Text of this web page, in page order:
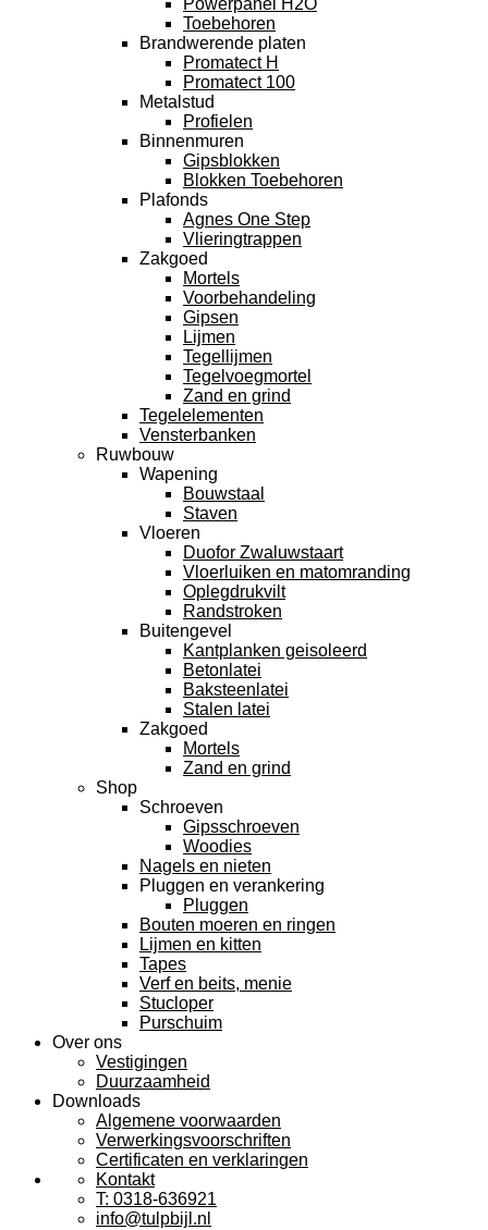
Powerpanel H2O
Toebehoren
Brandwerende platen
Promatect H
Promatect 100
Metalstud
Profielen
Binnenmuren
Gipsblokken
Blokken Toebehoren
Plafonds
Agnes One Step
Vlieringtrappen
Zakgoed
Mortels
Voorbehandeling
Gipsen
Lijmen
Tegellijmen
Tegelvoegmortel
Zand en grind
Tegelelementen
Vensterbanken
Ruwbouw
Wapening
Bouwstaal
Staven
Vloeren
Duofor Zwaluwstaart
Vloerluiken en matomranding
Oplegdrukvilt
Randstroken
Buitengevel
Kantplanken geisoleerd
Betonlatei
Baksteenlatei
Stalen latei
Zakgoed
Mortels
Zand en grind
Shop
Schroeven
Gipsschroeven
Woodies
Nagels en nieten
Pluggen en verankering
Pluggen
Bouten moeren en ringen
Lijmen en kitten
Tapes
Verf en beits, menie
Stucloper
Purschuim
Over ons
Vestigingen
Duurzaamheid
Downloads
Algemene voorwaarden
Verwerkingsvoorschriften
Certificaten en verklaringen
Kontakt
T: 0318-636921
info@tulpbijl.nl